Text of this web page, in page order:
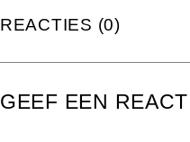
REACTIES (0)
GEEF EEN